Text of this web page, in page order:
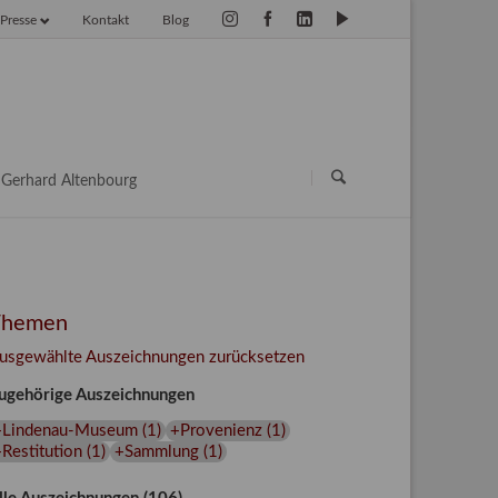
Blog
Kontakt
Presse
Gerhard Altenbourg
Auszeichnungen zurücksetzen
Auszeichnungen
Museum(1 ) +Provenienz(1 )
(1 ) +Sammlung(1 )